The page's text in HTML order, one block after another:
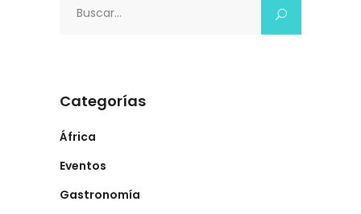
for:
Categorías
África
Eventos
Gastronomía